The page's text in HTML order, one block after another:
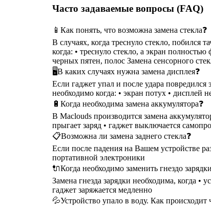
Часто задаваемые вопросы (FAQ)
📱Как понять, что возможна замена стекла❓
В случаях, когда треснуло стекло, побился
когда: • треснуло стекло, а экран
черных пятен, полос Замена сенсорного
🖥В каких случаях нужна замена дисплея❓
Если гаджет упал и после удара
необходимо когда: • экран потух • дисплей
🔋Когда необходима замена аккумулятора❓
В Maclouds производится замена
прыгает заряд • гаджет выключается
📋Возможна ли замена заднего стекла❓
Если после падения на Вашем устройстве
портативной электроники
🔌Когда необходимо заменить гнездо
Замена гнезда зарядки необходима, когда •
гаджет заряжается медленно
💦Устройство упало в воду. Как происходит